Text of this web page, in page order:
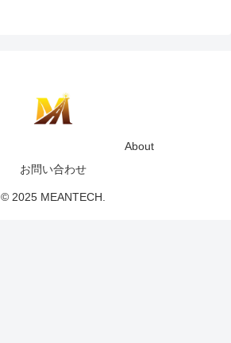
About
お問い合わせ
© 2025 MEANTECH.